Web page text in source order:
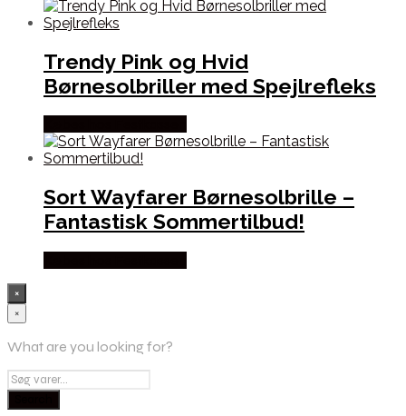
Trendy Pink og Hvid
Børnesolbriller med Spejlrefleks
Sort Wayfarer Børnesolbrille –
Fantastisk Sommertilbud!
×
×
What are you looking for?